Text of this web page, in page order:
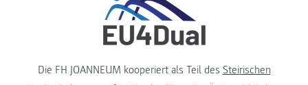
Die FH JOANNEUM kooperiert als Teil des Steirischen